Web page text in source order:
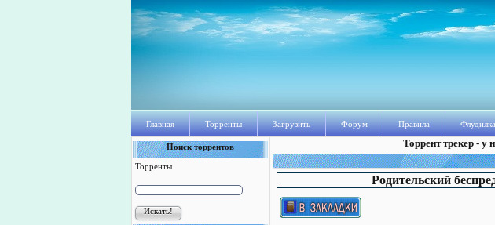
Главная Торренты Загрузить Форум Правила Флудилка
Поиск торрентов
Торренты
Торрент трекер - у
Родительский